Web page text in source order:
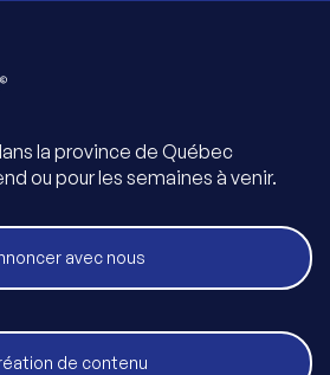
la province de Québec
ou pour les semaines à venir.
avec nous
de contenu